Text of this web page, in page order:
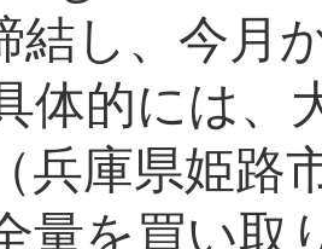
結し、今月
体的には、
兵庫県姫路
量を買い取